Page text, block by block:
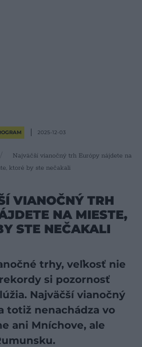
2025-12-03
Najväčší vianočný trh Európy nájdete na
ktoré by ste nečakali
VIANOČNÝ TRH
NA MIESTE,
STE NEČAKALI
trhy, veľkosť nie
si pozornosť
Najväčší vianočný
totiž nenachádza vo
ani Mníchove, ale